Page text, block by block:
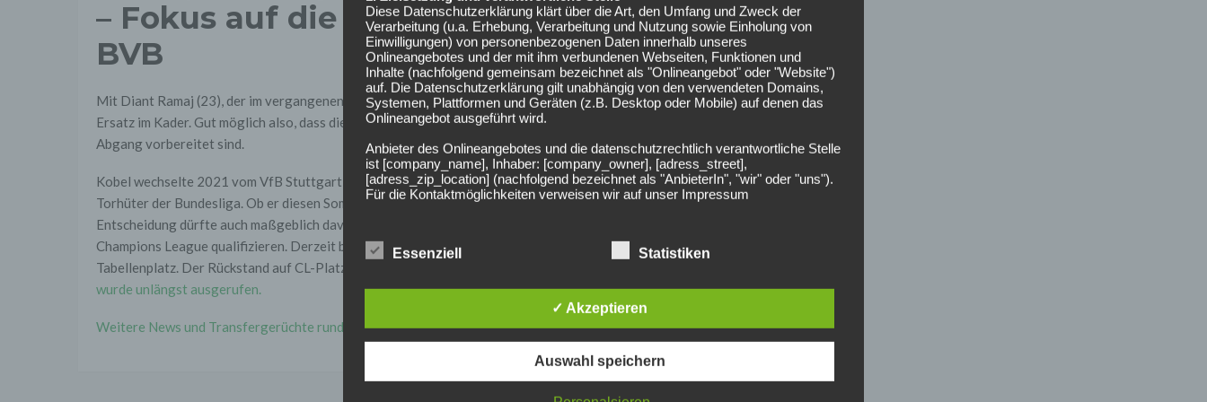
– Fokus auf die Champions League beim
BVB
Mit Diant Ramaj (23), der im vergangenen Sommer vomHamburger SVkam, steht bereits ein talentierter
Ersatz im Kader. Gut möglich also, dass die Schwarz-Gelben im Hintergrund bereits auf einen möglichen
Abgang vorbereitet sind.
Kobel wechselte 2021 vom VfB Stuttgart zum BVB und entwickelte sich in kürzester Zeit zu einem der besten
Torhüter der Bundesliga. Ob er diesen Sommer den nächsten Karriereschritt wagt, bleibt abzuwarten. Seine
Entscheidung dürfte auch maßgeblich davon abhängen, ob sich die Schwarz-Gelbe in dieser Saison noch für die
Champions League qualifizieren. Derzeit belegt die Elf von Niko Kovac mit 45 Punkten nach 30 Spielen den 7.
Tabellenplatz. Der Rückstand auf CL-Platz vier beträgt vier Punkte.
wurde unlängst ausgerufen.
Weitere News und Transfergerüchte rund um den deutschen Fußball findest du hier >>
Diese Datenschutzerklärung klärt über die Art, den Umfang und Zweck der
Verarbeitung (u.a. Erhebung, Verarbeitung und Nutzung sowie Einholung von
Einwilligungen) von personenbezogenen Daten innerhalb unseres
Onlineangebotes und der mit ihm verbundenen Webseiten, Funktionen und
Inhalte (nachfolgend gemeinsam bezeichnet als "Onlineangebot" oder "Website")
auf. Die Datenschutzerklärung gilt unabhängig von den verwendeten Domains,
Systemen, Plattformen und Geräten (z.B. Desktop oder Mobile) auf denen das
Onlineangebot ausgeführt wird.
Anbieter des Onlineangebotes und die datenschutzrechtlich verantwortliche Stelle
ist [company_name], Inhaber: [company_owner], [adress_street],
[adress_zip_location] (nachfolgend bezeichnet als "AnbieterIn", "wir" oder "uns").
Für die Kontaktmöglichkeiten verweisen wir auf unser Impressum
Onlineangebotes. Die verwendeten Begrifflichkeiten, wie z.B. "Nutzer" sind
geschlechtsneutral zu verstehen.
2. Grundsätzliche Angaben zur Datenverarbeitung
Wir verarbeiten personenbezogene Daten der Nutzer nur unter Einhaltung der
einschlägigen Datenschutzbestimmungen entsprechend den Geboten der
Datensparsamkeit- und Datenvermeidung. Das bedeutet die Daten der Nutzer
werden nur beim Vorliegen einer gesetzlichen Erlaubnis, insbesondere wenn die
Daten zur Erbringung unserer vertraglichen Leistungen sowie Online-Services
erforderlich, bzw. gesetzlich vorgeschrieben sind oder beim Vorliegen einer
Essenziell Statistiken
✓ Akzeptieren
Auswahl speichern